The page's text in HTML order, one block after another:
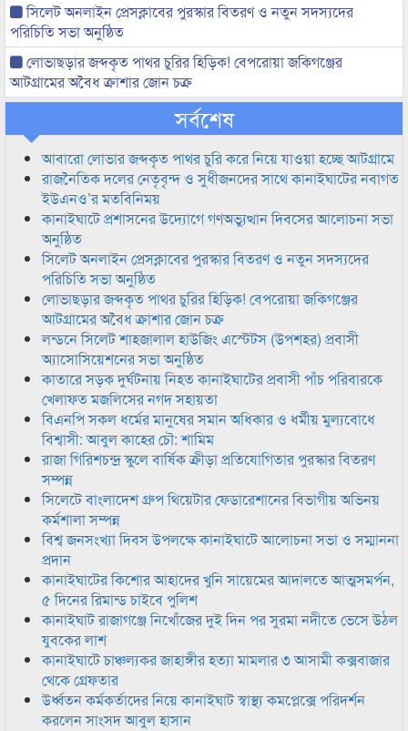
সিলেট অনলাইন প্রেসক্লাবের পুরস্কার বিতরণ ও নতুন সদস্যদের
পরিচিতি সভা অনুষ্ঠিত
লোভাছড়ার জব্দকৃত পাথর চুরির হিড়িক! বেপরোয়া জকিগঞ্জের
আটগ্রামের অবৈধ ক্রাশার জোন চক্র
সর্বশেষ
আবারো লোভার জব্দকৃত পাথর চুরি করে নিয়ে যাওয়া হচ্ছে আটগ্রামে
রাজনৈতিক দলের নেতৃবৃন্দ ও সুধীজনদের সাথে কানাইঘাটের নবাগত
ইউএনও’র মতবিনিময়
কানাইঘাটে প্রশাসনের উদ্যোগে গণঅভ্যুত্থান দিবসের আলোচনা সভা
অনুষ্ঠিত
সিলেট অনলাইন প্রেসক্লাবের পুরস্কার বিতরণ ও নতুন সদস্যদের
পরিচিতি সভা অনুষ্ঠিত
লোভাছড়ার জব্দকৃত পাথর চুরির হিড়িক! বেপরোয়া জকিগঞ্জের
আটগ্রামের অবৈধ ক্রাশার জোন চক্র
লন্ডনে সিলেট শাহজালাল হাউজিং এস্টেটস (উপশহর) প্রবাসী
অ্যাসোসিয়েশনের সভা অনুষ্ঠিত
কাতারে সড়ক দুর্ঘটনায় নিহত কানাইঘাটের প্রবাসী পাঁচ পরিবারকে
খেলাফত মজলিসের নগদ সহায়তা
বিএনপি সকল ধর্মের মানুষের সমান অধিকার ও ধর্মীয় মুল্যবোধে
বিশ্বাসী: আবুল কাহের চৌ: শামিম
রাজা গিরিশচন্দ্র স্কুলে বার্ষিক ক্রীড়া প্রতিযোগিতার পুরস্কার বিতরণ
সম্পন্ন
সিলেটে বাংলাদেশ গ্রুপ থিয়েটার ফেডারেশানের বিভাগীয় অভিনয়
কর্মশালা সম্পন্ন
বিশ্ব জনসংখ্যা দিবস উপলক্ষে কানাইঘাটে আলোচনা সভা ও সম্মাননা
প্রদান
কানাইঘাটের কিশোর আহাদের খুনি সায়েমের আদালতে আত্মসমর্পন,
৫ দিনের রিমান্ড চাইবে পুলিশ
কানাইঘাট রাজাগঞ্জে নিখোঁজের দুই দিন পর সুরমা নদীতে ভেসে উঠল
যুবকের লাশ
কানাইঘাটে চাঞ্চল্যকর জাহাঙ্গীর হত্যা মামলার ৩ আসামী কক্সবাজার
থেকে গ্রেফতার
উর্ধ্বতন কর্মকর্তাদের নিয়ে কানাইঘাট স্বাস্থ্য কমপ্লেক্সে পরিদর্শন
করলেন সাংসদ আবুল হাসান